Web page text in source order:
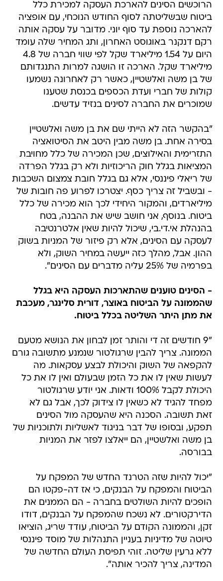
הרוכשים הסינים להארכת העסקה למכירת כלל
ביטוח שבשליטתה לסוף החודש הנוכחי, עם אופציה
להארכה נוספת עד סוף יוני. מדובר על עסקה אותה
רקם דנקנר באוגוסט האחרון, ותג המחיר שלה עומד
היום על 1.54 מיליארד שקל לפי שווי חברה של 4.8
מיליארד שקל. הארכה זו הושגה למרות התנגדותם
של בן משה ואלשטיין, כאשר רק לאחרונה נשמעו
קולות של חברי ועדת הכספים בכנסת שטענו
שמוכרים את החברה לסינים בנזיד עדשים.
"בהקשר הזה לא הייתי שם את בן משה ואלשטיין
בסירה אחת. בן משה מבין היטב את הסיטואציה
התזרימית והאילוצים, שכן המכירה של כלל מחויבת
המציאות בגלל חוק הריכוזיות ולא רק בגלל הפרדה
של ריאלי פיננסי, אלא גם בגלל חובת צמצום השכבות
- ובשביל זה צריך כסף. יצטרכו לפרוע פה חובות של
מיליארדים, והמקור היחידי לכך הוא מכירה של כלל
ביטוח. בנוסף, אני חושב שיש את ההבנה, בטח
בהנהלת אי.די.בי, שיכול להיות שאין אלטרנטיבה
לעסקה עם הסינים, אלא רק פיזור של המניות בשוק
ההון. אבל, מהלך כזה ייעשה במחיר השוק, ולא
בפרמיה של 25% עליה מדברים עם הסינים".
- הסינים טוענים שהתארכות העסקה היא בגלל
שהממונה על הביטוח באוצר, דורית סלינגר, מעכבת
את מתן היתר השליטה בכלל ביטוח.
"9 חודשים זה די והותר זמן לבחון את הנושא מטעם
הממונה. צריך להבין שרגולטור שנמנע מתשובה גורם
להקפאה של השוק והיכולת לבצע עסקאות. מה
לעשות שאין לו את כל הזמן שבעולם ואין לו את כל
היכולת לקבל 100% ודאות. אני יודע שרגולטור
מפחד להגיד לא כשאין לו צידוק לכך, אבל גם לא
זאת תשובה. הסכנה היא שהעסקה מול הסינים
תפקע, ובסופו של דבר בניגוד לאשליות ולתוכניות של
בן משה ואלשטיין, הם ייאלצו לפזר את המניות
בבורסה.
"יכול להיות שזה הטרנד החדש של המפקח על
הביטוח והמפקח על הבנקים, כי אז דה-פקטו הם
הופכים להיות השולטים בחברה - הם הממנים את
הדירקטורים. לא נשכח שהמפקח על הבנקים, דודו
זקן, והממונה הקודם על הביטוח, עודד שריג, הוציאו
טיוטה של מדיניות בעניין התנהלות של מוסד פיננסי
ללא גרעין שליטה. זוהי תפיסת העולם החדשה של
המדינה, צריך להכיר אותה".